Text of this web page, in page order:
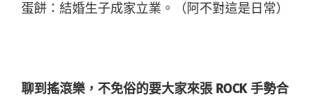
蛋餅：結婚生子成家立業。（阿不對這是日常）
聊到搖滾樂，不免俗的要大家來張 ROCK 手勢合